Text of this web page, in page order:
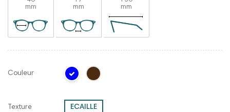
mm
mm
mm
Couleur
Texture ECAILLE